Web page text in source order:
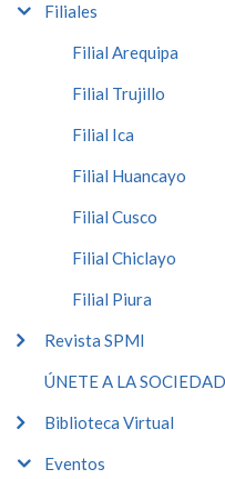
Filiales
Filial Arequipa
Filial Trujillo
Filial Ica
Filial Huancayo
Filial Cusco
Filial Chiclayo
Filial Piura
Revista SPMI
ÚNETE A LA SOCIEDAD
Biblioteca Virtual
Eventos